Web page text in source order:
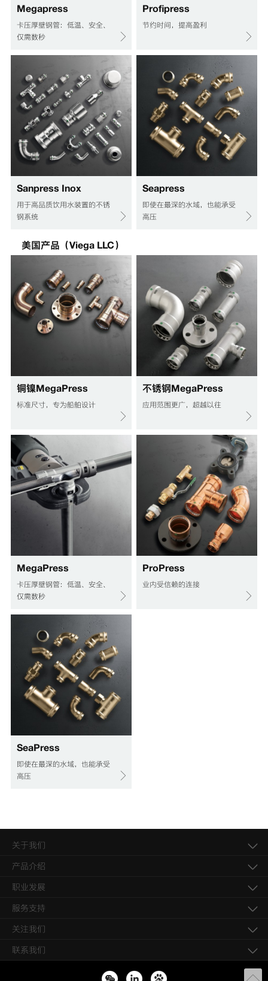
Megapress
卡压厚壁钢管：低温、安全、
仅需数秒
Profipress
节约时间，提高盈利
Sanpress Inox
用于高品质饮用水装置的不锈
钢系统
Seapress
即使在最深的水域，也能承受
高压
美国产品（Viega LLC）
铜镍MegaPress
标准尺寸，专为船舶设计
不锈钢MegaPress
应用范围更广，超越以往
MegaPress
卡压厚壁钢管：低温、安全、
仅需数秒
ProPress
业内受信赖的连接
SeaPress
即使在最深的水域，也能承受
高压
关于我们
产品介绍
职业发展
服务支持
关注我们
联系我们